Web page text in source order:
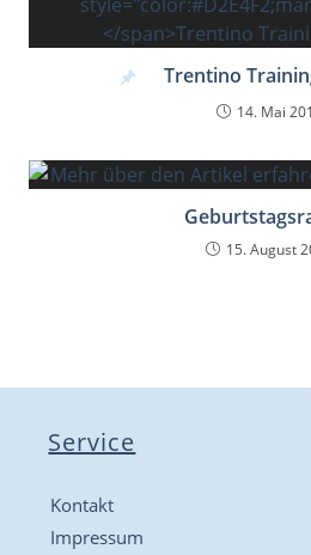
Trentino
14. Mai
15. August
Service
Kontakt
Impressum